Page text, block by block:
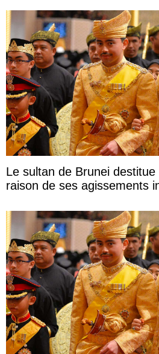
Le sultan de Brunei destitue
raison de ses agissements